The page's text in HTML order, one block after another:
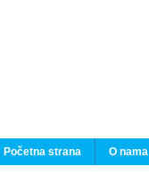
Početna strana
O nama